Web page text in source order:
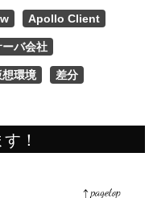
Apollo Client
ーバ会社
想環境 差分
！